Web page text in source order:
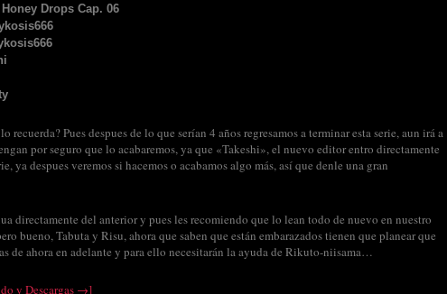
Drops Cap. 06
recuerda? Pues despues de lo que serían 4 años regresamos a terminar esta serie, aun irá a
por seguro que lo acabaremos, ya que «Takeshi», el nuevo editor entro directamente
ya despues veremos si hacemos o acabamos algo más, así que denle una gran
directamente del anterior y pues les recomiendo que lo lean todo de nuevo en nuestro
bueno, Tabuta y Risu, ahora que saben que están embarazados tienen que planear que
de ahora en adelante y para ello necesitarán la ayuda de Rikuto-niisama…
y Descargas →]